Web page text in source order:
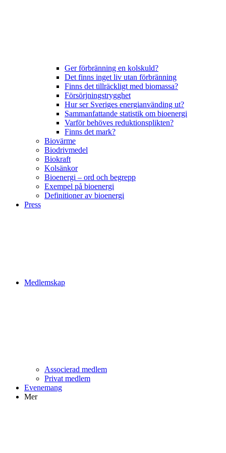
Ger förbränning en kolskuld?
Det finns inget liv utan förbränning
Finns det tillräckligt med biomassa?
Försörjningstrygghet
Hur ser Sveriges energianvänding ut?
Sammanfattande statistik om bioenergi
Varför behöves reduktionsplikten?
Finns det mark?
Biovärme
Biodrivmedel
Biokraft
Kolsänkor
Bioenergi – ord och begrepp
Exempel på bioenergi
Definitioner av bioenergi
Press
Medlemskap
Associerad medlem
Privat medlem
Evenemang
Mer